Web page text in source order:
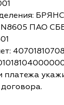
ПАО
платежа